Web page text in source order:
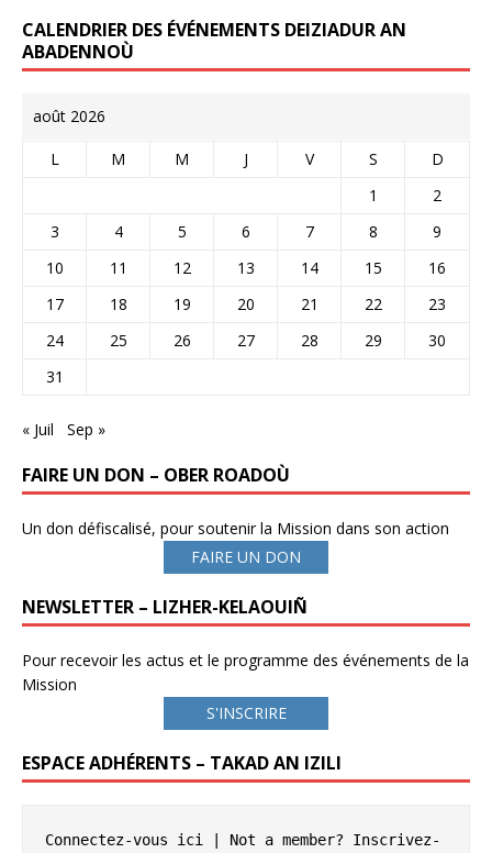
CALENDRIER DES ÉVÉNEMENTS DEIZIADUR AN
ABADENNOÙ
août 2026
L M M J V S
D
1
2
3
4 5 6 7 8
9
10
11 12 13 14 15
16
17
18 19 20 21 22
23
24
25 26 27 28 29
30
31
« Juil Sep »
FAIRE UN DON – OBER ROADOÙ
Un don défiscalisé, pour soutenir la Mission dans son action
FAIRE UN DON
NEWSLETTER – LIZHER-KELAOUIÑ
Pour recevoir les actus et le programme des événements de la
Mission
S'INSCRIRE
ESPACE ADHÉRENTS – TAKAD AN IZILI
Connectez-vous ici | Not a member? Inscrivez-